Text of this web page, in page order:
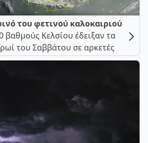
του φετινού καλοκαιριού
βαθμούς Κελσίου έδειξαν τα
του Σαββάτου σε αρκετές